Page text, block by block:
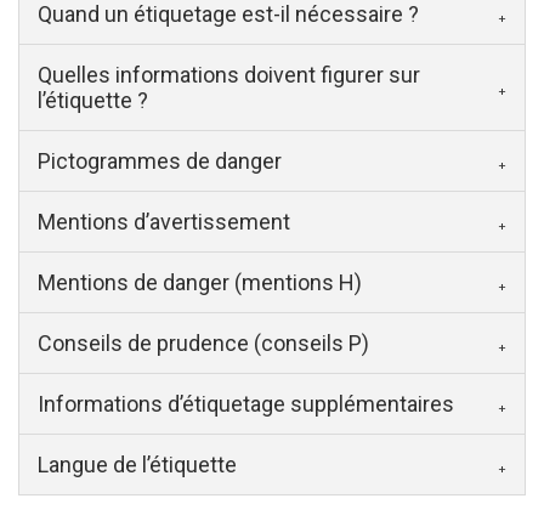
Quand un étiquetage est-il nécessaire ?
Quelles informations doivent figurer sur
l’étiquette ?
Pictogrammes de danger
Mentions d’avertissement
Mentions de danger (mentions H)
Conseils de prudence (conseils P)
Informations d’étiquetage supplémentaires
Langue de l’étiquette